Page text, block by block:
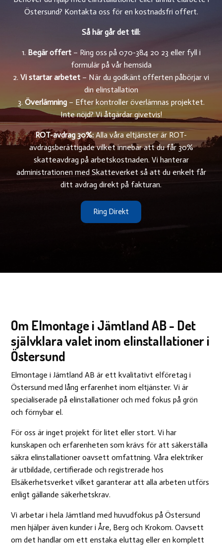
Östersund? Kontakta oss för en kostnadsfri offert.
Så här går det till:
1. Begär offert – Ring oss på 070-384 20 23 eller fyll i
formulär på vår hemsida
2. Vi startar arbetet – När du godkänt offerten påbörjar vi
din elinstallation
3. Överlämning – Efter kontroller överlämnas projektet.
Inte nöjd? Vi åtgärdar givetvis!
ROT-avdrag 30%: Alla våra eltjänster är ROT-
avdragsberättigade vilket innebär att du får 30%
skatteavdrag på arbetskostnaden. Vi hanterar
administrationen med Skatteverket så att du enkelt får
ditt avdrag direkt på fakturan.
Ring Direkt
Om Elmontage i Jämtland AB - Det
självklara valet inom elinstallationer i
Östersund
Elmontage i Jämtland AB är ett kvalitativt elföretag i
Östersund med lång erfarenhet inom eltjänster. Vi är
specialiserade på elinstallationer och med fokus på grön
och förnybar el.
För oss är inget projekt för litet eller stort. Vi har
kunskapen och erfarenheten som krävs för att säkerställa
säkra elinstallationer oavsett omfattning. Våra elektriker
är utbildade, certifierade och registrerade hos
Elsäkerhetsverket vilket garanterar att alla arbeten utförs
enligt gällande säkerhetskrav.
Vi arbetar i hela Jämtland med huvudfokus på Östersund
men hjälper även kunder i Åre, Berg och Krokom. Oavsett
om det handlar om ett enstaka eluttag eller en komplett